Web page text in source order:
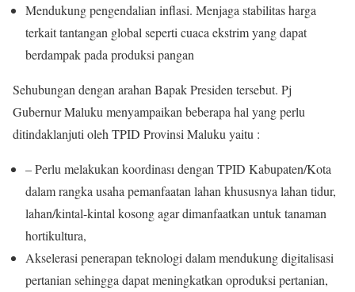
Mendukung pengendalian inflasi. Menjaga stabilitas harga
terkait tantangan global seperti cuaca ekstrim yang dapat
berdampak pada produksi pangan
Sehubungan dengan arahan Bapak Presiden tersebut. Pj
Gubernur Maluku menyampaikan beberapa hal yang perlu
ditindaklanjuti oleh TPID Provinsi Maluku yaitu :
– Perlu melakukan koordinası dengan TPID Kabupaten/Kota
dalam rangka usaha pemanfaatan lahan khususnya lahan tidur,
lahan/kintal-kintal kosong agar dimanfaatkan untuk tanaman
hortikultura,
Akselerasi penerapan teknologi dalam mendukung digitalisasi
pertanian sehingga dapat meningkatkan oproduksi pertanian,